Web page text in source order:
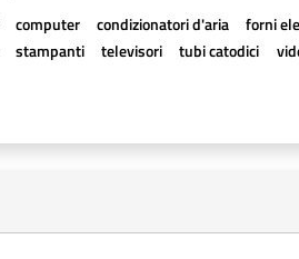
computer condizionatori d'aria forni
stampanti televisori tubi catodici